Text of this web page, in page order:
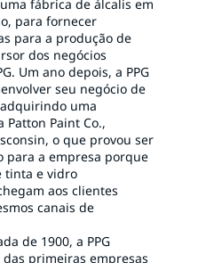
fábrica de álcalis em
para fornecer
para a produção de
dos negócios
Um ano depois, a PPG
seu negócio de
uma
Patton Paint Co.,
o que provou ser
para a empresa porque
tinta e vidro
aos clientes
canais de
de 1900, a PPG
primeiras empresas